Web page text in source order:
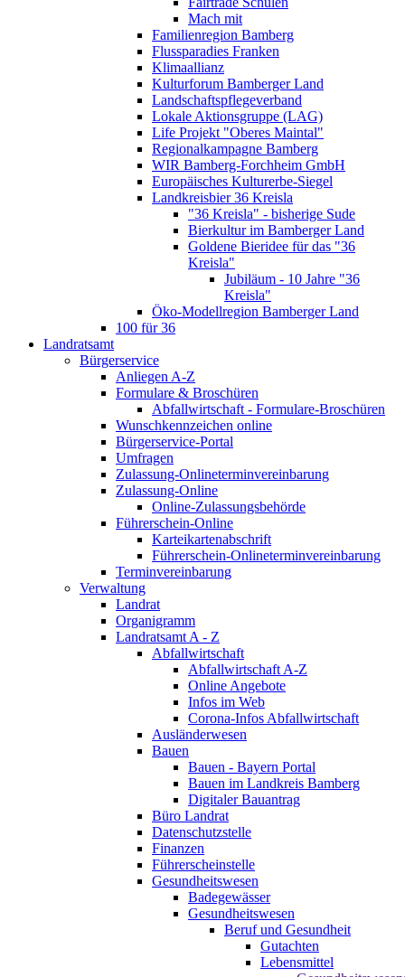
Mach mit
Familienregion Bamberg
Flussparadies Franken
Klimaallianz
Kulturforum Bamberger Land
Landschaftspflegeverband
Lokale Aktionsgruppe (LAG)
Life Projekt "Oberes Maintal"
Regionalkampagne Bamberg
WIR Bamberg-Forchheim GmbH
Europäisches Kulturerbe-Siegel
Landkreisbier 36 Kreisla
"36 Kreisla" - bisherige Sude
Bierkultur im Bamberger Land
Goldene Bieridee für das "36
Kreisla"
Jubiläum - 10 Jahre "36
Kreisla"
Öko-Modellregion Bamberger Land
100 für 36
Landratsamt
Bürgerservice
Anliegen A-Z
Formulare & Broschüren
Abfallwirtschaft - Formulare-Broschüren
Wunschkennzeichen online
Bürgerservice-Portal
Umfragen
Zulassung-Onlineterminvereinbarung
Zulassung-Online
Online-Zulassungsbehörde
Führerschein-Online
Karteikartenabschrift
Führerschein-Onlineterminvereinbarung
Terminvereinbarung
Verwaltung
Landrat
Organigramm
Landratsamt A - Z
Abfallwirtschaft
Abfallwirtschaft A-Z
Online Angebote
Infos im Web
Corona-Infos Abfallwirtschaft
Ausländerwesen
Bauen
Bauen - Bayern Portal
Bauen im Landkreis Bamberg
Digitaler Bauantrag
Büro Landrat
Datenschutzstelle
Finanzen
Führerscheinstelle
Gesundheitswesen
Badegewässer
Gesundheitswesen
Beruf und Gesundheit
Gutachten
Lebensmittel